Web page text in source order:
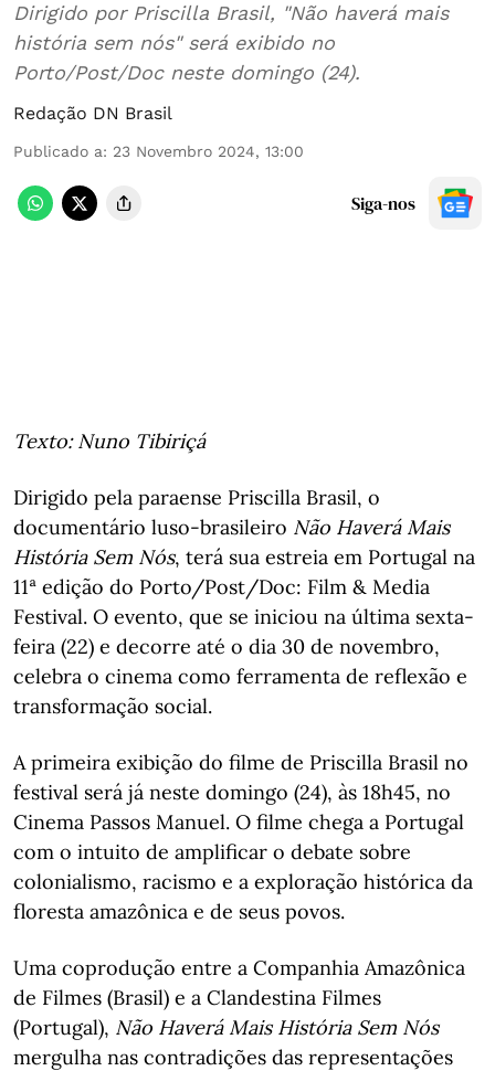
Dirigido por Priscilla Brasil, "Não haverá mais
história sem nós" será exibido no
Porto/Post/Doc neste domingo (24).
Redação DN Brasil
Publicado a: 23 Novembro 2024, 13:00
Siga-nos
Texto: Nuno Tibiriçá
Dirigido pela paraense Priscilla Brasil, o
documentário luso-brasileiro Não Haverá Mais
História Sem Nós, terá sua estreia em Portugal na
11ª edição do Porto/Post/Doc: Film & Media
Festival. O evento, que se iniciou na última sexta-
feira (22) e decorre até o dia 30 de novembro,
celebra o cinema como ferramenta de reflexão e
transformação social.
A primeira exibição do filme de Priscilla Brasil no
festival será já neste domingo (24), às 18h45, no
Cinema Passos Manuel. O filme chega a Portugal
com o intuito de amplificar o debate sobre
colonialismo, racismo e a exploração histórica da
floresta amazônica e de seus povos.
Uma coprodução entre a Companhia Amazônica
de Filmes (Brasil) e a Clandestina Filmes
(Portugal), Não Haverá Mais História Sem Nós
mergulha nas contradições das representações